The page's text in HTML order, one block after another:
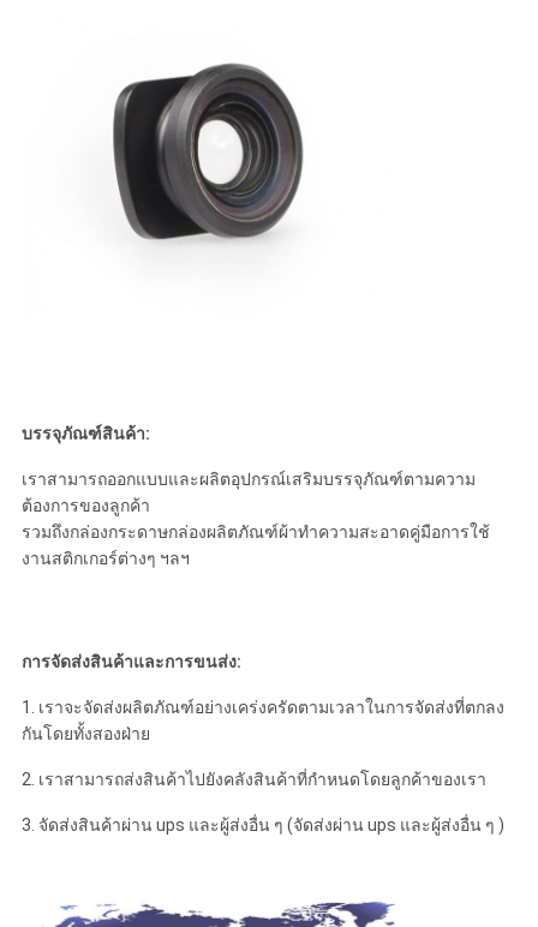
บรรจุภัณฑ์สินค้า:
เราสามารถออกแบบและผลิตอุปกรณ์เสริมบรรจุภัณฑ์ตามความ
ต้องการของลูกค้า
รวมถึงกล่องกระดาษกล่องผลิตภัณฑ์ผ้าทำความสะอาดคู่มือการใช้
งานสติกเกอร์ต่างๆ ฯลฯ
การจัดส่งสินค้าและการขนส่ง:
1. เราจะจัดส่งผลิตภัณฑ์อย่างเคร่งครัดตามเวลาในการจัดส่งที่ตกลง
กันโดยทั้งสองฝ่าย
2. เราสามารถส่งสินค้าไปยังคลังสินค้าที่กำหนดโดยลูกค้าของเรา
3. จัดส่งสินค้าผ่าน ups และผู้ส่งอื่น ๆ (จัดส่งผ่าน ups และผู้ส่งอื่น ๆ )